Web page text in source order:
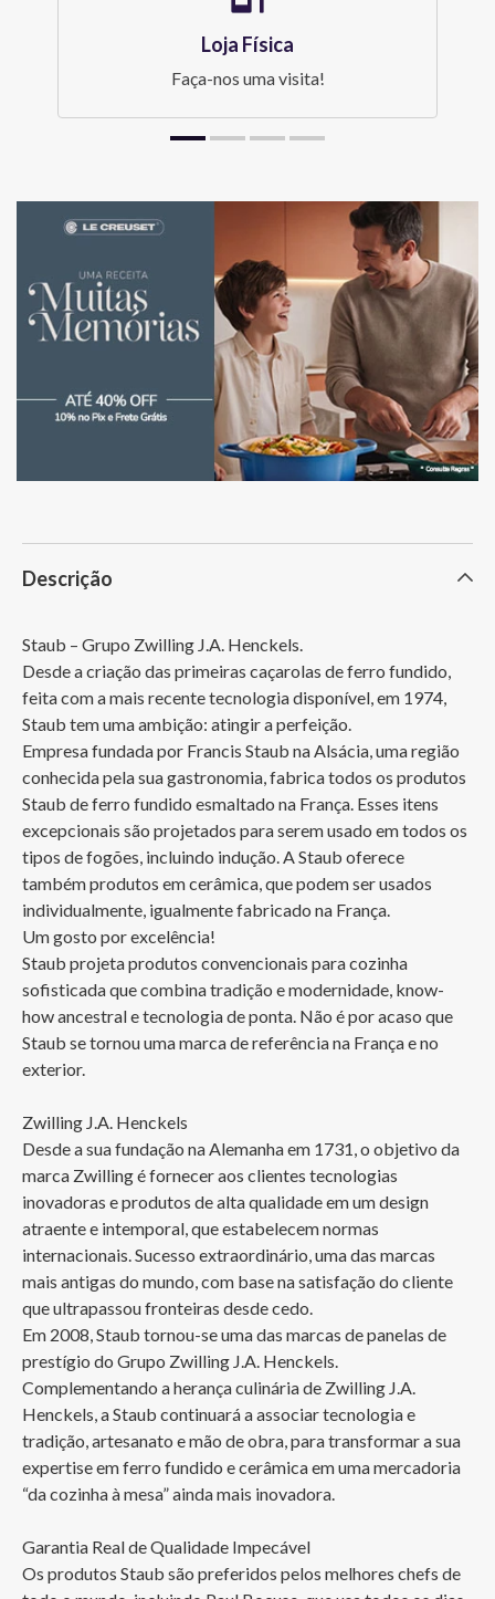
Loja Física
Faça-nos uma visita!
Descrição
Staub – Grupo Zwilling J.A. Henckels.
Desde a criação das primeiras caçarolas de ferro fundido,
feita com a mais recente tecnologia disponível, em 1974,
Staub tem uma ambição: atingir a perfeição.
Empresa fundada por Francis Staub na Alsácia, uma região
conhecida pela sua gastronomia, fabrica todos os produtos
Staub de ferro fundido esmaltado na França. Esses itens
excepcionais são projetados para serem usado em todos os
tipos de fogões, incluindo indução. A Staub oferece
também produtos em cerâmica, que podem ser usados
individualmente, igualmente fabricado na França.
Um gosto por excelência!
Staub projeta produtos convencionais para cozinha
sofisticada que combina tradição e modernidade, know-
how ancestral e tecnologia de ponta. Não é por acaso que
Staub se tornou uma marca de referência na França e no
exterior.
Zwilling J.A. Henckels
Desde a sua fundação na Alemanha em 1731, o objetivo da
marca Zwilling é fornecer aos clientes tecnologias
inovadoras e produtos de alta qualidade em um design
atraente e intemporal, que estabelecem normas
internacionais. Sucesso extraordinário, uma das marcas
mais antigas do mundo, com base na satisfação do cliente
que ultrapassou fronteiras desde cedo.
Em 2008, Staub tornou-se uma das marcas de panelas de
prestígio do Grupo Zwilling J.A. Henckels.
Complementando a herança culinária de Zwilling J.A.
Henckels, a Staub continuará a associar tecnologia e
tradição, artesanato e mão de obra, para transformar a sua
expertise em ferro fundido e cerâmica em uma mercadoria
“da cozinha à mesa” ainda mais inovadora.
Garantia Real de Qualidade Impecável
Os produtos Staub são preferidos pelos melhores chefs de